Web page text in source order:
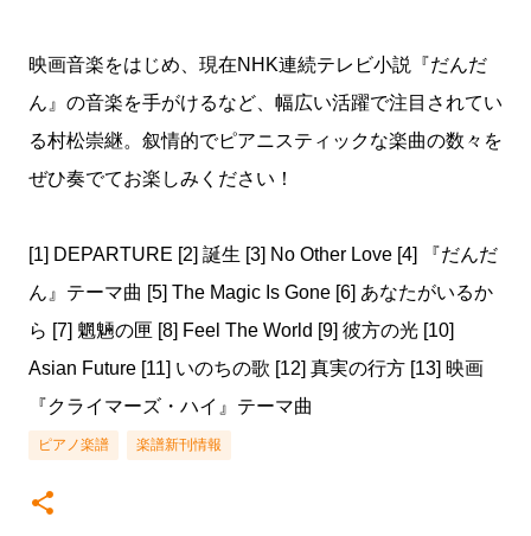
映画音楽をはじめ、現在NHK連続テレビ小説『だんだ
ん』の音楽を手がけるなど、幅広い活躍で注目されてい
る村松崇継。叙情的でピアニスティックな楽曲の数々を
ぜひ奏でてお楽しみください！
[1] DEPARTURE [2] 誕生 [3] No Other Love [4] 『だんだ
ん』テーマ曲 [5] The Magic Is Gone [6] あなたがいるか
ら [7] 魍魎の匣 [8] Feel The World [9] 彼方の光 [10]
Asian Future [11] いのちの歌 [12] 真実の行方 [13] 映画
『クライマーズ・ハイ』テーマ曲
ピアノ楽譜 楽譜新刊情報